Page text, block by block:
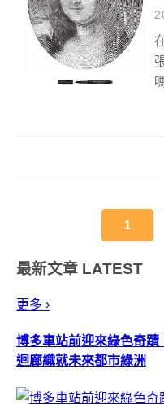
1
最新文章 LATEST
更多 ›
博多車站前迎來綠色奇
迴廊織就未來都市綠洲